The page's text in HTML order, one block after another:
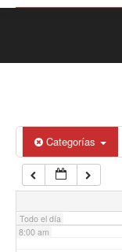
Categorías
Todo el día
6:00 am
7:00 am
8:00 am